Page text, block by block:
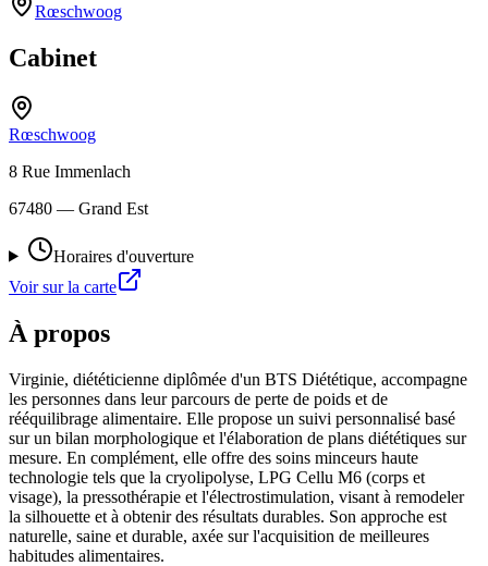
Rœschwoog
Cabinet
Rœschwoog
8 Rue Immenlach
67480 — Grand Est
Horaires d'ouverture
Voir sur la carte
À propos
Virginie, diététicienne diplômée d'un BTS Diététique, accompagne
les personnes dans leur parcours de perte de poids et de
rééquilibrage alimentaire. Elle propose un suivi personnalisé basé
sur un bilan morphologique et l'élaboration de plans diététiques sur
mesure. En complément, elle offre des soins minceurs haute
technologie tels que la cryolipolyse, LPG Cellu M6 (corps et
visage), la pressothérapie et l'électrostimulation, visant à remodeler
la silhouette et à obtenir des résultats durables. Son approche est
naturelle, saine et durable, axée sur l'acquisition de meilleures
habitudes alimentaires.